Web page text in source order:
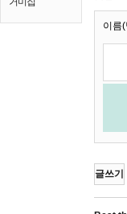
이름
글쓰기